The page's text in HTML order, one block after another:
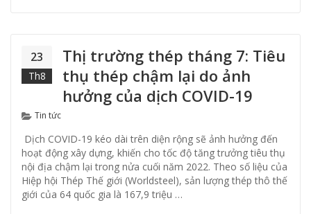
23
Th8
Thị trường thép tháng 7: Tiêu
thụ thép chậm lại do ảnh
hưởng của dịch COVID-19
Categories
Tin tức
Dịch COVID-19 kéo dài trên diện rộng sẽ ảnh hưởng đến
hoạt động xây dựng, khiến cho tốc độ tăng trưởng tiêu thụ
nội địa chậm lại trong nửa cuối năm 2022. Theo số liệu của
Hiệp hội Thép Thế giới (Worldsteel), sản lượng thép thô thế
giới của 64 quốc gia là 167,9 triệu …